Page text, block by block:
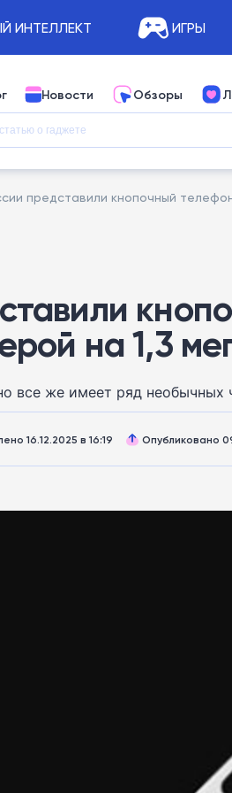
ИНТЕЛЛЕКТ ИГРЫ
Новости Обзоры
представили кнопочный
на 1,3
все же имеет ряд необычных
16.12.2025 в 16:19 Опубликовано